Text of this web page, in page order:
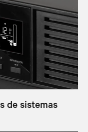
de sistemas